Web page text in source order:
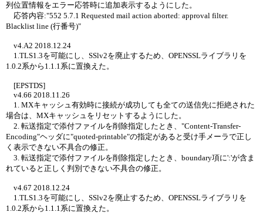
列位置情報をエラー応答時に追加表示するようにした。
応答内容:"552 5.7.1 Requested mail action aborted: approval filter.
Blacklist line (行番号)"
v4.A2 2018.12.24
1.TLS1.3を可能にし、SSlv2を廃止するため、OPENSSLライブラリを
1.0.2系から1.1.1系に置換えた。
[EPSTDS]
v4.66 2018.11.26
1. MXキャッシュ有効時に接続が成功しても全ての送信先に拒絶された
場合は、MXキャッシュをリセットするようにした。
2. 転送指定で添付ファイルを削除指定したとき、"Content-Transfer-
Encoding"ヘッダに"quoted-printable"の指定があると受け手メーラで正し
く表示できない不具合の修正。
3. 転送指定で添付ファイルを削除指定したとき、boundary項に':'が含ま
れていると正しく判別できない不具合の修正。
v4.67 2018.12.24
1.TLS1.3を可能にし、SSlv2を廃止するため、OPENSSLライブラリを
1.0.2系から1.1.1系に置換えた。